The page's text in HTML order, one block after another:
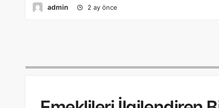
admin 2 ay önce